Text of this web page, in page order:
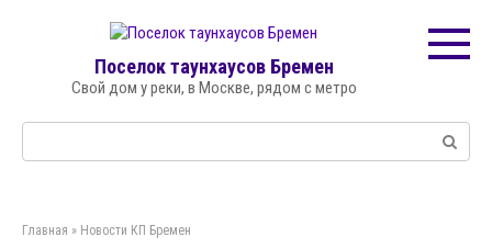
Поселок таунхаусов Бремен
Свой дом у реки, в Москве, рядом с метро
Главная » Новости КП Бремен